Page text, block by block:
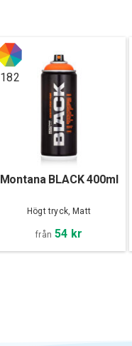
182
Montana BLACK 400ml
Högt tryck, Matt
från 54 kr